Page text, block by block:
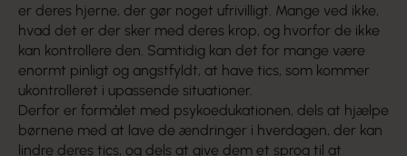
er deres hjerne, der gør noget ufrivilligt. Mange ved ikke,
hvad det er der sker med deres krop, og hvorfor de ikke
kan kontrollere den. Samtidig kan det for mange være
enormt pinligt og angstfyldt, at have tics, som kommer
ukontrolleret i upassende situationer.
Derfor er formålet med psykoedukationen, dels at hjælpe
børnene med at lave de ændringer i hverdagen, der kan
lindre deres tics, og dels at give dem et sprog til at